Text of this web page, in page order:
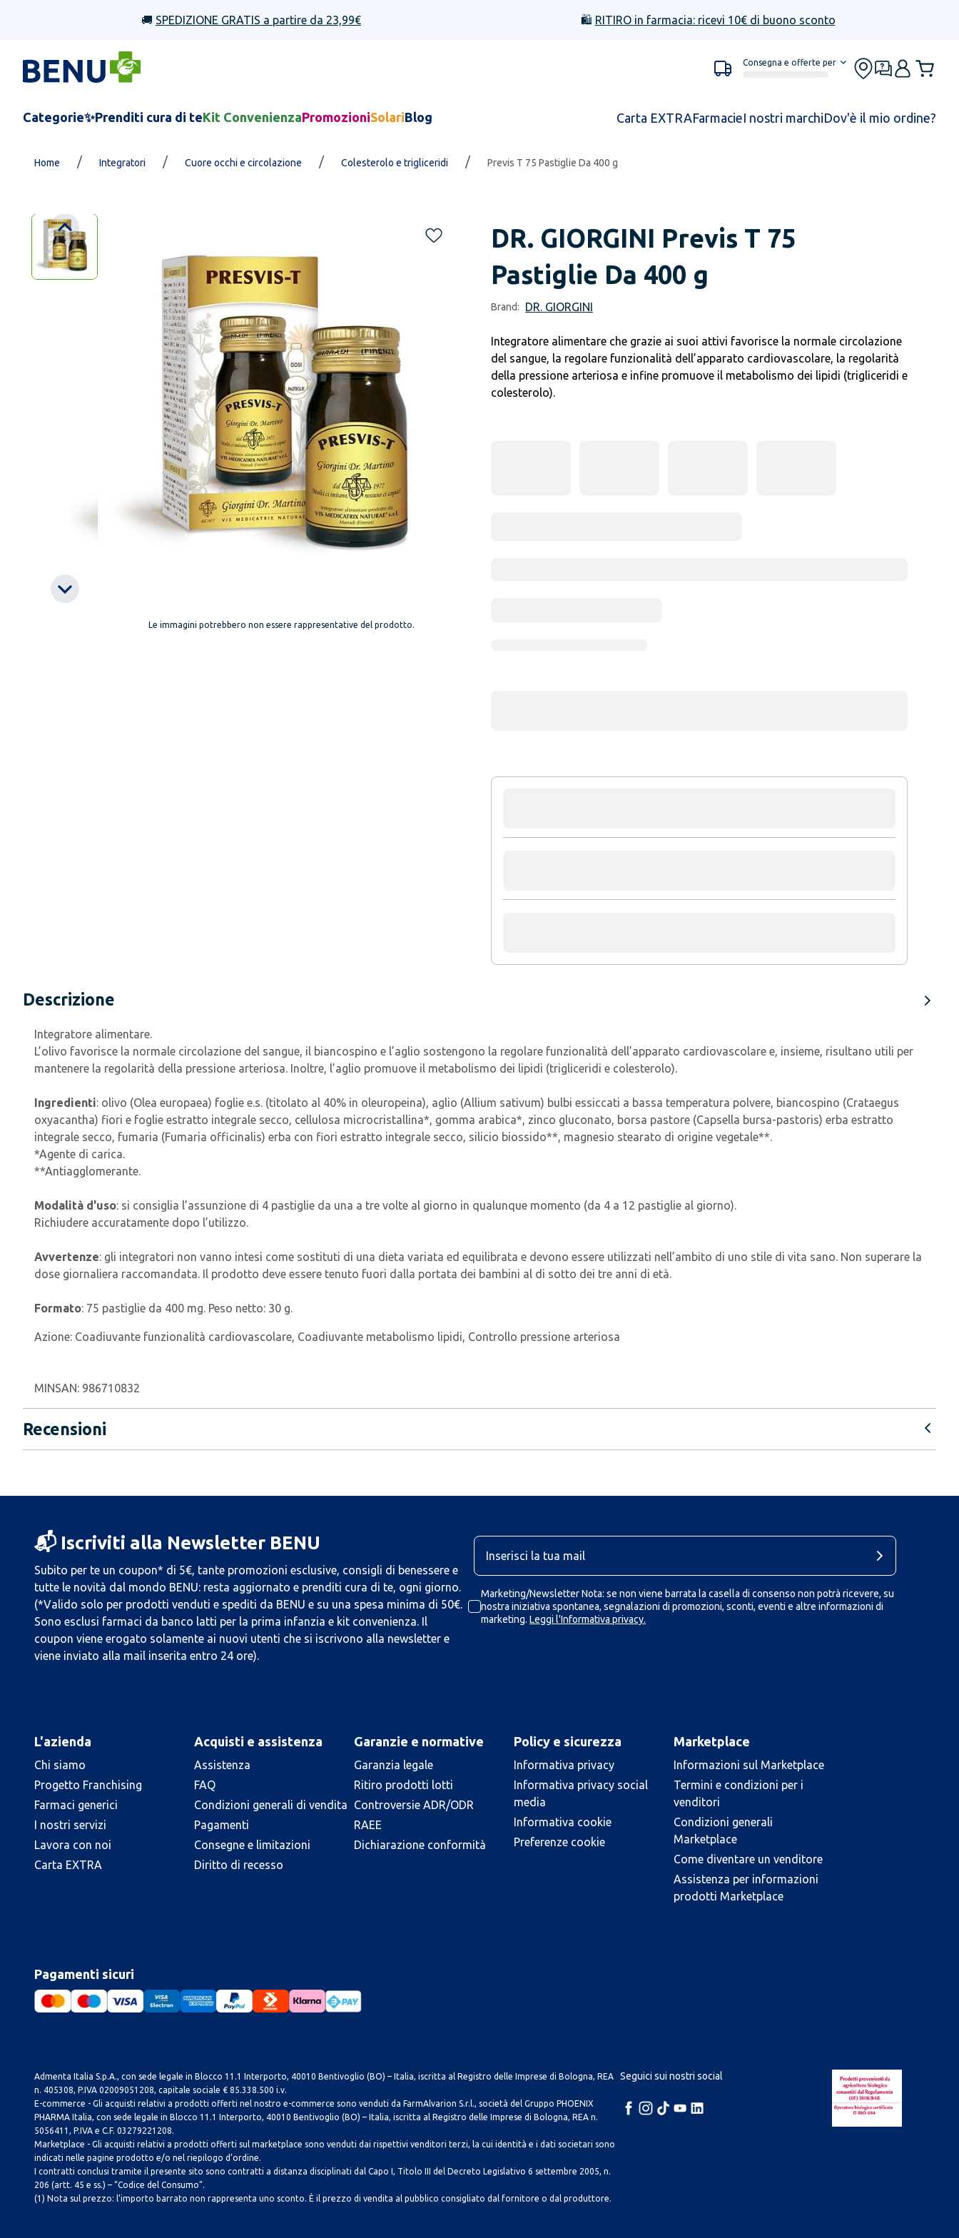
🚚 SPEDIZIONE GRATIS a partire da 23,99€ 🛍️ RITIRO in farmacia: ricevi 10€ di buono sconto
Consegna e offerte per
Categorie✨Prenditi cura di teKit ConvenienzaPromozioniSolariBlog Carta EXTRAFarmacieI nostri marchiDov'è il mio ordine?
Home / Integratori / Cuore occhi e circolazione / Colesterolo e trigliceridi / Previs T 75 Pastiglie Da 400 g
Le immagini potrebbero non essere rappresentative del prodotto.
DR. GIORGINI Previs T 75
Pastiglie Da 400 g
Brand: DR. GIORGINI
Integratore alimentare che grazie ai suoi attivi favorisce la normale circolazione
del sangue, la regolare funzionalità dell’apparato cardiovascolare, la regolarità
della pressione arteriosa e infine promuove il metabolismo dei lipidi (trigliceridi e
colesterolo).
Descrizione
Integratore alimentare.
L’olivo favorisce la normale circolazione del sangue, il biancospino e l’aglio sostengono la regolare funzionalità dell’apparato cardiovascolare e, insieme, risultano utili per
mantenere la regolarità della pressione arteriosa. Inoltre, l’aglio promuove il metabolismo dei lipidi (trigliceridi e colesterolo).
Ingredienti: olivo (Olea europaea) foglie e.s. (titolato al 40% in oleuropeina), aglio (Allium sativum) bulbi essiccati a bassa temperatura polvere, biancospino (Crataegus
oxyacantha) fiori e foglie estratto integrale secco, cellulosa microcristallina*, gomma arabica*, zinco gluconato, borsa pastore (Capsella bursa-pastoris) erba estratto
integrale secco, fumaria (Fumaria officinalis) erba con fiori estratto integrale secco, silicio biossido**, magnesio stearato di origine vegetale**.
*Agente di carica.
**Antiagglomerante.
Modalità d'uso: si consiglia l’assunzione di 4 pastiglie da una a tre volte al giorno in qualunque momento (da 4 a 12 pastiglie al giorno).
Richiudere accuratamente dopo l’utilizzo.
Avvertenze: gli integratori non vanno intesi come sostituti di una dieta variata ed equilibrata e devono essere utilizzati nell’ambito di uno stile di vita sano. Non superare la
dose giornaliera raccomandata. Il prodotto deve essere tenuto fuori dalla portata dei bambini al di sotto dei tre anni di età.
Formato: 75 pastiglie da 400 mg. Peso netto: 30 g.
Azione: Coadiuvante funzionalità cardiovascolare, Coadiuvante metabolismo lipidi, Controllo pressione arteriosa
MINSAN: 986710832
Recensioni
📬 Iscriviti alla Newsletter BENU
Subito per te un coupon* di 5€, tante promozioni esclusive, consigli di benessere e
tutte le novità dal mondo BENU: resta aggiornato e prenditi cura di te, ogni giorno.
(*Valido solo per prodotti venduti e spediti da BENU e su una spesa minima di 50€.
Sono esclusi farmaci da banco latti per la prima infanzia e kit convenienza. Il
coupon viene erogato solamente ai nuovi utenti che si iscrivono alla newsletter e
viene inviato alla mail inserita entro 24 ore).
Marketing/Newsletter Nota: se non viene barrata la casella di consenso non potrà ricevere, su
nostra iniziativa spontanea, segnalazioni di promozioni, sconti, eventi e altre informazioni di
marketing. Leggi l'Informativa privacy.
L'azienda
Chi siamo
Progetto Franchising
Farmaci generici
I nostri servizi
Lavora con noi
Carta EXTRA
Acquisti e assistenza
Assistenza
FAQ
Condizioni generali di vendita
Pagamenti
Consegne e limitazioni
Diritto di recesso
Garanzie e normative
Garanzia legale
Ritiro prodotti lotti
Controversie ADR/ODR
RAEE
Dichiarazione conformità
Policy e sicurezza
Informativa privacy
Informativa privacy social
media
Informativa cookie
Preferenze cookie
Marketplace
Informazioni sul Marketplace
Termini e condizioni per i
venditori
Condizioni generali
Marketplace
Come diventare un venditore
Assistenza per informazioni
prodotti Marketplace
Pagamenti sicuri
Admenta Italia S.p.A., con sede legale in Blocco 11.1 Interporto, 40010 Bentivoglio (BO) – Italia, iscritta al Registro delle Imprese di Bologna, REA
n. 405308, P.IVA 02009051208, capitale sociale € 85.338.500 i.v.
E-commerce - Gli acquisti relativi a prodotti offerti nel nostro e-commerce sono venduti da FarmAlvarion S.r.l., società del Gruppo PHOENIX
PHARMA Italia, con sede legale in Blocco 11.1 Interporto, 40010 Bentivoglio (BO) – Italia, iscritta al Registro delle Imprese di Bologna, REA n.
5056411, P.IVA e C.F. 03279221208.
Marketplace - Gli acquisti relativi a prodotti offerti sul marketplace sono venduti dai rispettivi venditori terzi, la cui identità e i dati societari sono
indicati nelle pagine prodotto e/o nel riepilogo d’ordine.
I contratti conclusi tramite il presente sito sono contratti a distanza disciplinati dal Capo I, Titolo III del Decreto Legislativo 6 settembre 2005, n.
206 (artt. 45 e ss.) – “Codice del Consumo”.
(1) Nota sul prezzo: l’importo barrato non rappresenta uno sconto. È il prezzo di vendita al pubblico consigliato dal fornitore o dal produttore.
Seguici sui nostri social